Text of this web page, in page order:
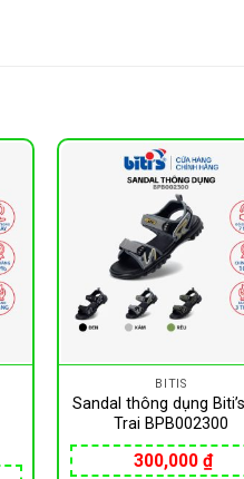
BITIS
Sandal thông dụng
Trai BPB002300
300,000₫